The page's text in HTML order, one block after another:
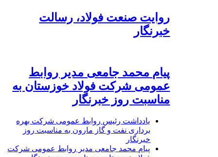
روایت صنعت فولاد،‌ رسالت
خبرنگار
پیام محمد جامعی مدیر روابط
عمومی شرکت فولاد خوزستان به
مناسبت روز خبرنگار
یادداشت رئیس روابط عمومی شرکت بهره
برداری نفت و گاز مارون به مناسبت روز
خبرنگار
پیام محمد جامعی مدیر روابط عمومی شرکت